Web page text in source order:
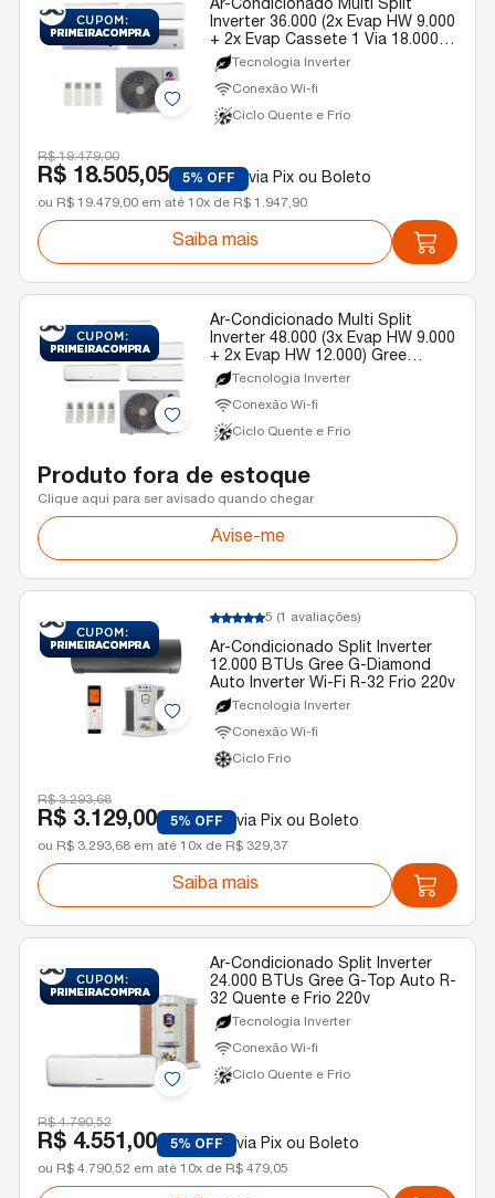
Ar-Condicionado Multi Split
Inverter 36.000 (2x Evap HW 9.000
+ 2x Evap Cassete 1 Via 18.000)
Gree Quente/Frio R-32 220v
Tecnologia Inverter
Conexão Wi-fi
Ciclo Quente e Frio
R$ 19.479,00
R$ 18.505,05 5% OFF via Pix ou Boleto
ou R$ 19.479,00 em até 10x de R$ 1.947,90
Saiba mais
Ar-Condicionado Multi Split
Inverter 48.000 (3x Evap HW 9.000
+ 2x Evap HW 12.000) Gree
Quente/Frio R-32 220v
Tecnologia Inverter
Conexão Wi-fi
Ciclo Quente e Frio
Produto fora de estoque
Clique aqui para ser avisado quando chegar
Avise-me
5 (1 avaliações)
Ar-Condicionado Split Inverter
12.000 BTUs Gree G-Diamond
Auto Inverter Wi-Fi R-32 Frio 220v
Tecnologia Inverter
Conexão Wi-fi
Ciclo Frio
R$ 3.293,68
R$ 3.129,00 5% OFF via Pix ou Boleto
ou R$ 3.293,68 em até 10x de R$ 329,37
Saiba mais
Ar-Condicionado Split Inverter
24.000 BTUs Gree G-Top Auto R-
32 Quente e Frio 220v
Tecnologia Inverter
Conexão Wi-fi
Ciclo Quente e Frio
R$ 4.790,52
R$ 4.551,00 5% OFF via Pix ou Boleto
ou R$ 4.790,52 em até 10x de R$ 479,05